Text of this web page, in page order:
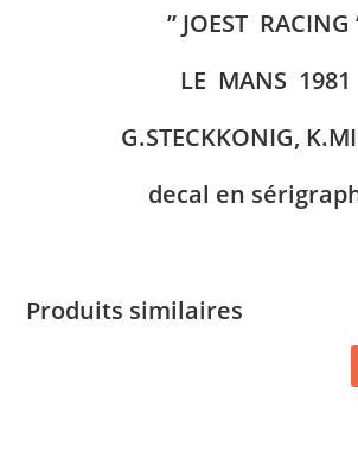
” JOEST RACING
LE MANS 1981
G.STECKKONIG,
decal en
Produits similaires